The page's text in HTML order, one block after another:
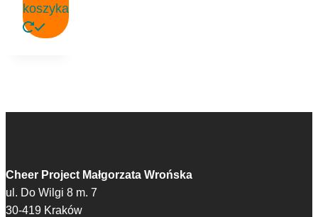
koszyka
Cheer Project Małgorzata Wrońska
ul. Do Wilgi 8 m. 7
30-419 Kraków